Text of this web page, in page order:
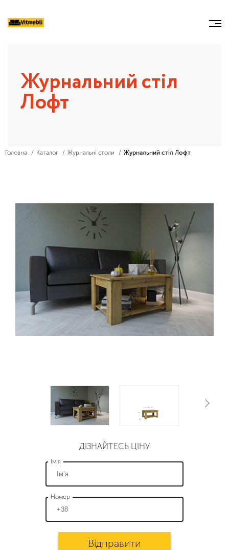
Журнальний стіл
Лофт
Головна Каталог Журнальні столи Журнальний стіл Лофт
ДІЗНАЙТЕСЬ ЦІНУ
Ім’я
Номер
Відправити